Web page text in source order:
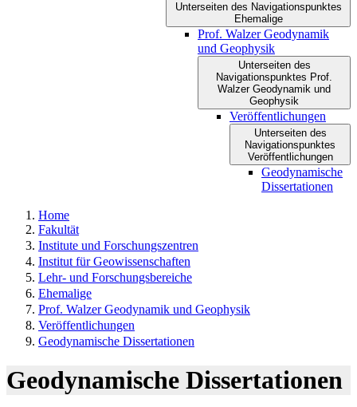
Unterseiten des Navigationspunktes
Ehemalige
Prof. Walzer Geodynamik
und Geophysik
Unterseiten des
Navigationspunktes Prof.
Walzer Geodynamik und
Geophysik
Veröffentlichungen
Unterseiten des
Navigationspunktes
Veröffentlichungen
Geodynamische
Dissertationen
Home
Fakultät
Institute und Forschungszentren
Institut für Geowissenschaften
Lehr- und Forschungsbereiche
Ehemalige
Prof. Walzer Geodynamik und Geophysik
Veröffentlichungen
Geodynamische Dissertationen
Geodynamische Dissertationen